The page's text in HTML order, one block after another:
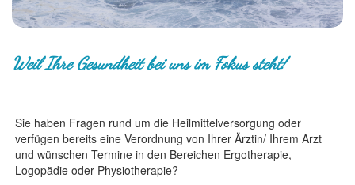
Weil Ihre Gesundheit bei uns im Fokus steht!
Sie haben Fragen rund um die Heilmittelversorgung oder
verfügen bereits eine Verordnung von Ihrer Ärztin/ Ihrem Arzt
und wünschen Termine in den Bereichen Ergotherapie,
Logopädie oder Physiotherapie?